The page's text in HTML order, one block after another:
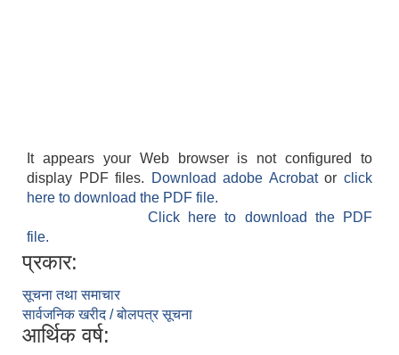
It appears your Web browser is not configured to
display PDF files.
Download adobe Acrobatorclick
here to download the PDF file.
Click here to download the PDF
file.
प्रकार:
सूचना तथा समाचार
सार्वजनिक खरीद / बोलपत्र सूचना
आर्थिक वर्ष: